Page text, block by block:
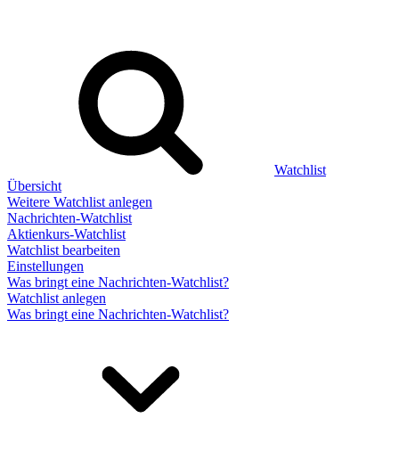
Watchlist
Übersicht
Weitere Watchlist anlegen
Nachrichten-Watchlist
Aktienkurs-Watchlist
Watchlist bearbeiten
Einstellungen
Was bringt eine Nachrichten-Watchlist?
Watchlist anlegen
Was bringt eine Nachrichten-Watchlist?